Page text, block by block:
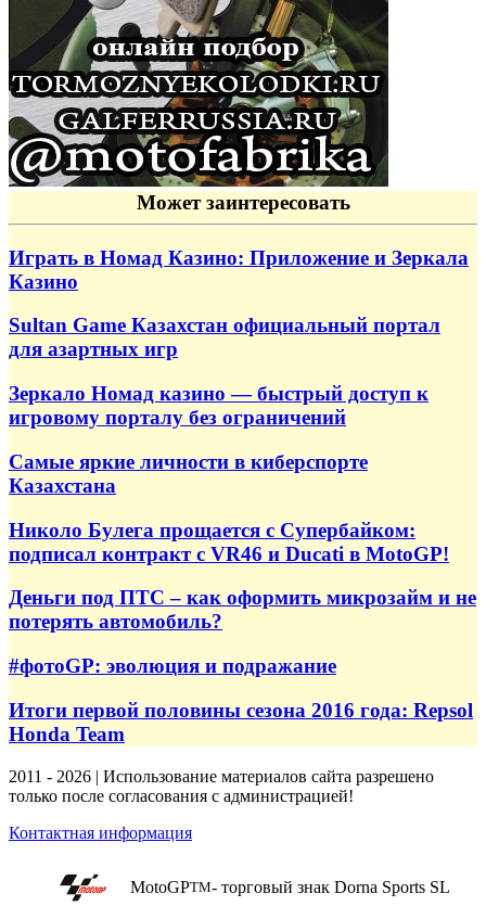
Может заинтересовать
Играть в Номад Казино: Приложение и Зеркала
Казино
Sultan Game Казахстан официальный портал
для азартных игр
Зеркало Номад казино — быстрый доступ к
игровому порталу без ограничений
Самые яркие личности в киберспорте
Казахстана
Николо Булега прощается с Супербайком:
подписал контракт с VR46 и Ducati в MotoGP!
Деньги под ПТС – как оформить микрозайм и не
потерять автомобиль?
#фотоGP: эволюция и подражание
Итоги первой половины сезона 2016 года: Repsol
Honda Team
2011 - 2026 | Использование материалов сайта разрешено
только после согласования с администрацией!
Контактная информация
MotoGPTM- торговый знак Dorna Sports SL